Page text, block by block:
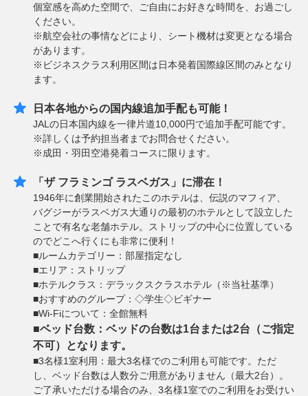
個室感を高めた空間で、ご自由にお好きな時間を、お過ごし
ください。
※航空会社の事情などにより、シート機材は変更となる場合
があります。
※ビジネスクラス利用区間は日本発着国際線区間のみとなり
ます。
日本各地からの国内線追加手配も可能！
JALの日本国内線を一律片道10,000円で追加手配可能です。
※詳しくは予約担当者までお問合せください。
※成田・羽田空港発着コースに限ります。
「ザ フラミンゴ ラスベガス」に滞在！
1946年に創業開始されたこのホテルは、伝説のマフィア、
バグジーがラスベガス大通りの最初のホテルとして設立した
ことで有名な老舗ホテル。ストリップの中心に位置している
のでどこへ行くにも非常に便利！
■ルームカテゴリー：部屋指定なし
■エリア：ストリップ
■ホテルクラス：デラックスクラスホテル（※当社基準）
■おすすめのグループ：◇学生◇ビギナー
■Wi-Fiについて：全館無料
■ベッド台数：ベッドの台数は1台または2台（ご指定
不可）となります。
■3名様1室利用：最大3名様でのご利用も可能です。ただ
し、ベッド台数は人数分ご用意がありません（最大2台）。
ご了承いただける場合のみ、3名様1室でのご利用をお受けい